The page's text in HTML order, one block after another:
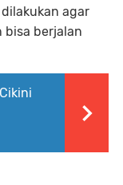
agar
bisa berjalan